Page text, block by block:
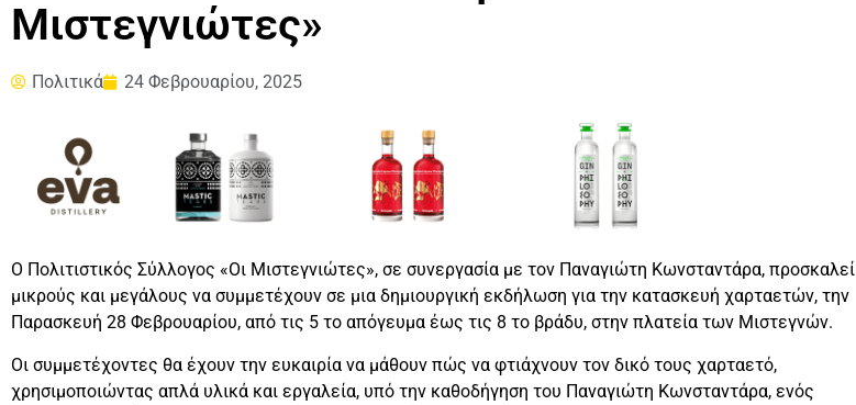
Μιστεγνιώτες»
Πολιτικά 24 Φεβρουαρίου, 2025
Ο Πολιτιστικός Σύλλογος «Οι Μιστεγνιώτες», σε συνεργασία με τον Παναγιώτη Κωνσταντάρα, προσκαλεί
μικρούς και μεγάλους να συμμετέχουν σε μια δημιουργική εκδήλωση για την κατασκευή χαρταετών, την
Παρασκευή 28 Φεβρουαρίου, από τις 5 το απόγευμα έως τις 8 το βράδυ, στην πλατεία των Μιστεγνών.
Οι συμμετέχοντες θα έχουν την ευκαιρία να μάθουν πώς να φτιάχνουν τον δικό τους χαρταετό,
χρησιμοποιώντας απλά υλικά και εργαλεία, υπό την καθοδήγηση του Παναγιώτη Κωνσταντάρα, ενός